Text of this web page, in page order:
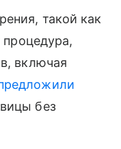
такой как
процедура,
включая
без